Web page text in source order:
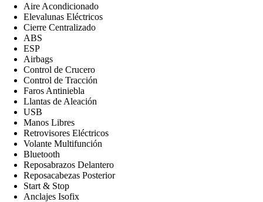
Aire Acondicionado
Elevalunas Eléctricos
Cierre Centralizado
ABS
ESP
Airbags
Control de Crucero
Control de Tracción
Faros Antiniebla
Llantas de Aleación
USB
Manos Libres
Retrovisores Eléctricos
Volante Multifunción
Bluetooth
Reposabrazos Delantero
Reposacabezas Posterior
Start & Stop
Anclajes Isofix